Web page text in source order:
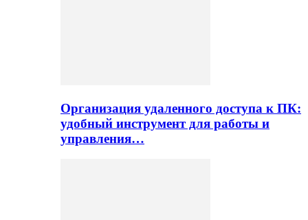
Организация удаленного доступа к ПК:
удобный инструмент для работы и
управления…